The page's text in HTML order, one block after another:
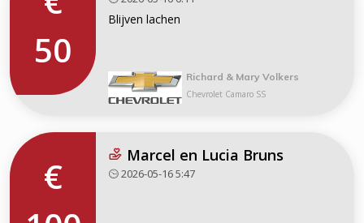
50
Blijven lachen
Richard & Mary Volkers
Chevrolet Camaro SS
€
Marcel en Lucia Bruns
2026-05-16 5:47